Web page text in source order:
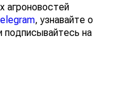
агроновостей
, узнавайте о
подписывайтесь на